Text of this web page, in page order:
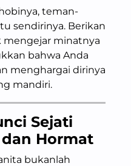
teman-
sendirinya. Berikan
mengejar minatnya
bahwa Anda
menghargai dirinya
mandiri.
Sejati
Hormat
bukanlah